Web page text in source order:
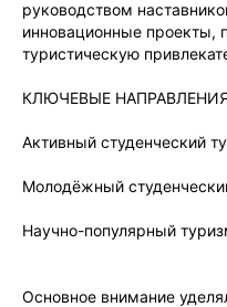
руководством
инновационные проекты,
туристическую
КЛЮЧЕВЫЕ
Активный студенческий
Молодёжный
Научно-популярный
Основное внимание